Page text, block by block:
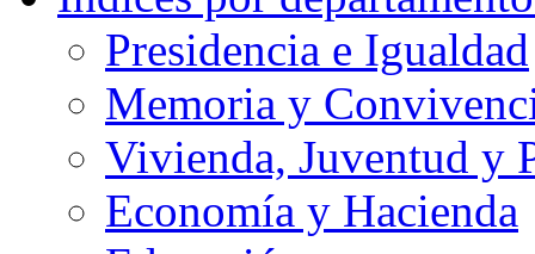
Presidencia e Igualdad
Memoria y
Vivienda, Juventud y
Economía y Hacienda